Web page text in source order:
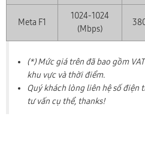
Meta F1
1024-1024
(Mbps)
(*) Mức giá trên đã bao gồm
khu vực và thời điểm.
Quý khách lòng liên hệ số điện
tư vấn cụ thể, thanks!